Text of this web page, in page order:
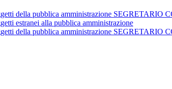
della pubblica amministrazione
estranei alla pubblica amministrazione
della pubblica amministrazione